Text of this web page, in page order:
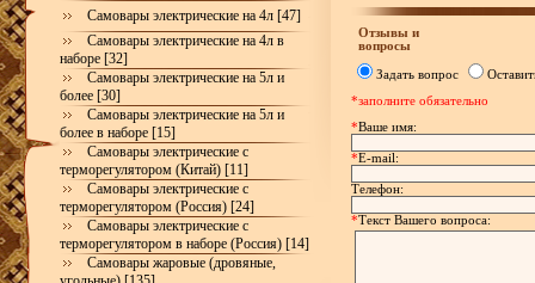
Самовары электрические на 4л [47]
Самовары электрические на 4л в
наборе [32]
Самовары электрические на 5л и
более [30]
Самовары электрические на 5л и
более в наборе [15]
Самовары электрические с
терморегулятором (Китай) [11]
Самовары электрические с
терморегулятором (Россия) [24]
Самовары электрические с
терморегулятором в наборе (Россия) [14]
Самовары жаровые (дровяные,
Отзывы и
вопросы
Задать вопрос
*заполните обязательно
*Ваше имя:
*E-mail:
Телефон:
*Текст Вашего вопроса: